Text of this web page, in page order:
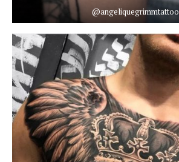
@angeliquegrimmtattoo